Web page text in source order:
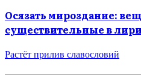
Осязать мироздание:
существительные в
Растёт прилив славословий